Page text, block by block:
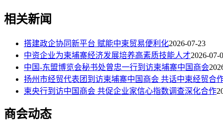
相关新闻
搭建政企协同新平台 赋能中柬贸易便利化2026-07-23
中资企业为柬埔寨经济发展培养高素质技能人才2026-07-
中国-东盟博览会秘书处曾忠一行到访柬埔寨中国商会
扬州市经贸代表团到访柬埔寨中国商会 共话中柬经贸合
柬央行到访中国商会 共促企业家信心指数调查深化合作
商会动态